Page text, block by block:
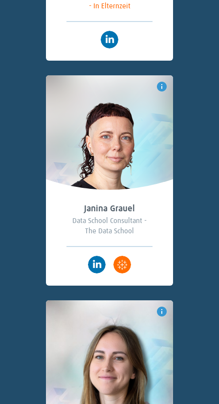
- In Elternzeit
Janina Grauel
Data School Consultant -
The Data School